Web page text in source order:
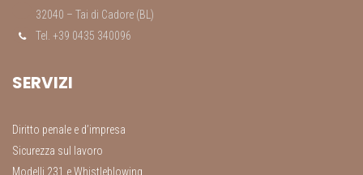
32040 – Tai di Cadore (BL)
Tel. +39 0435 340096
SERVIZI
Diritto penale e d’impresa
Sicurezza sul lavoro
Modelli 231 e Whistleblowing